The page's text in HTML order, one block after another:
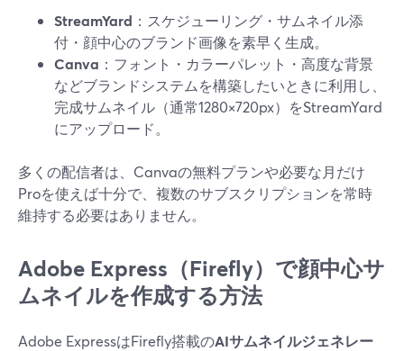
StreamYard ：スケジューリング・サムネイル添
付・顔中心のブランド画像を素早く生成。
Canva ：フォント・カラーパレット・高度な背景
などブランドシステムを構築したいときに利用し、
完成サムネイル（通常1280×720px）をStreamYard
にアップロード。
多くの配信者は、Canvaの無料プランや必要な月だけ
Proを使えば十分で、複数のサブスクリプションを常時
維持する必要はありません。
Adobe Express（Firefly）で顔中心サ
ムネイルを作成する方法
Adobe ExpressはFirefly搭載のAIサムネイルジェネレー